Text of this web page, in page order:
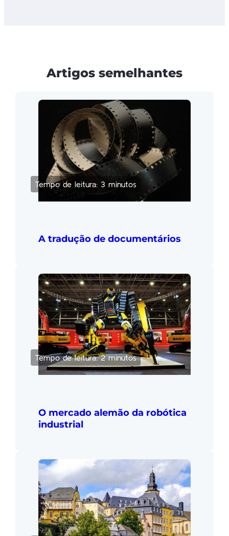
Artigos semelhantes
Tempo de leitura: 3 minutos
A tradução de documentários
Tempo de leitura: 2 minutos
O mercado alemão da robótica
industrial